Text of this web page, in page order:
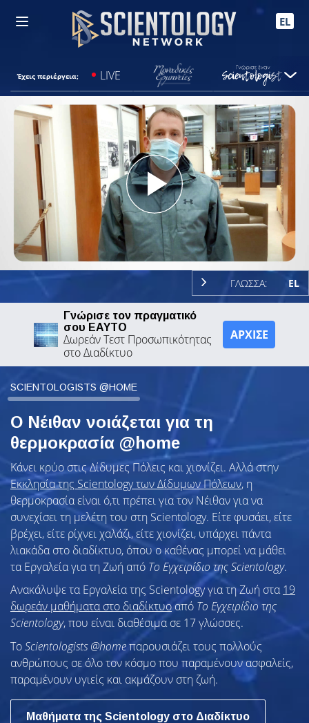
EL
Έχεις περιέργεια; LIVE
Play
Video
ΓΛΩΣΣΑ: EL
Γνώρισε τον πραγματικό
σου ΕΑΥΤΟ
Δωρεάν Τεστ Προσωπικότητας
στο Διαδίκτυο
ΑΡΧΙΣΕ
SCIENTOLOGISTS @HOME
Ο Νέιθαν νοιάζεται για τη
θερμοκρασία @home
Κάνει κρύο στις Δίδυμες Πόλεις και χιονίζει. Αλλά στην
Εκκλησία της Scientology των Δίδυμων Πόλεων, η
θερμοκρασία είναι ό,τι πρέπει για τον Νέιθαν για να
συνεχίσει τη μελέτη του στη Scientology. Είτε φυσάει, είτε
βρέχει, είτε ρίχνει χαλάζι, είτε χιονίζει, υπάρχει πάντα
λιακάδα στο διαδίκτυο, όπου ο καθένας μπορεί να μάθει
τα Εργαλεία για τη Ζωή από Το Εγχειρίδιο της Scientology.
Ανακάλυψε τα Εργαλεία της Scientology για τη Ζωή στα19
δωρεάν μαθήματα στο διαδίκτυοαπό Το Εγχειρίδιο της
Scientology, που είναι διαθέσιμα σε 17 γλώσσες.
ToScientologists @homeπαρουσιάζει τους πολλούς
ανθρώπους σε όλο τον κόσμο που παραμένουν ασφαλείς,
παραμένουν υγιείς και ακμάζουν στη ζωή.
Μαθήματα της Scientology στο Διαδίκτυο